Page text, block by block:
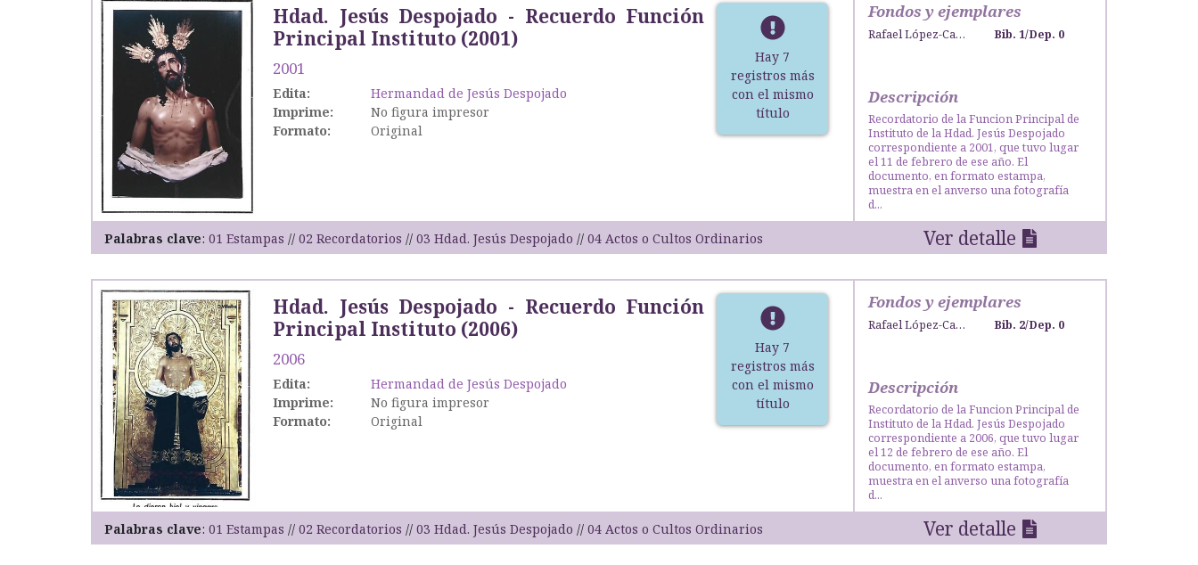
Hay 7
registros más
con el mismo
título
Hdad. Jesús Despojado - Recuerdo Función
Principal Instituto (2001)
2001
Edita:
Hermandad de Jesús Despojado
Imprime:
No figura impresor
Formato:
Original
Fondos y ejemplares
Rafael López-Campos Bodineau Bib. 1/Dep. 0
Descripción
Recordatorio de la Funcion Principal de
Instituto de la Hdad. Jesús Despojado
correspondiente a 2001, que tuvo lugar
el 11 de febrero de ese año. El
documento, en formato estampa,
muestra en el anverso una fotografía
d...
Palabras clave 01 Estampas 02 Recordatorios 03 Hdad. Jesús Despojado 04 Actos o Cultos Ordinarios Ver detalle
Hay 7
registros más
con el mismo
título
Hdad. Jesús Despojado - Recuerdo Función
Principal Instituto (2006)
2006
Edita:
Hermandad de Jesús Despojado
Imprime:
No figura impresor
Formato:
Original
Fondos y ejemplares
Rafael López-Campos Bodineau Bib. 2/Dep. 0
Descripción
Recordatorio de la Funcion Principal de
Instituto de la Hdad. Jesús Despojado
correspondiente a 2006, que tuvo lugar
el 12 de febrero de ese año. El
documento, en formato estampa,
muestra en el anverso una fotografía
d...
Palabras clave 01 Estampas 02 Recordatorios 03 Hdad. Jesús Despojado 04 Actos o Cultos Ordinarios Ver detalle